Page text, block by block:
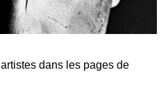
dans les pages de